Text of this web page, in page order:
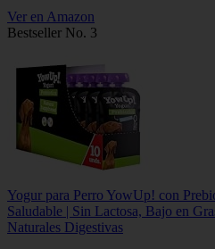
Ver en Amazon
Bestseller No. 3
Yogur para Perro YowUp! con
Saludable | Sin Lactosa, Bajo en
Naturales Digestivas